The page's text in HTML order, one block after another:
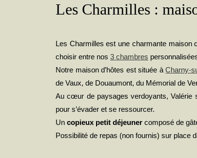
Les Charmilles :
Les Charmilles est une charmante maison
choisir entre nos 3 chambres
Notre maison d’hôtes est située àCharny-
de Vaux, de Douaumont, du Mémorial de
Au cœur de paysages verdoyants, Valérie
pour s’évader et se ressourcer.
Un copieux petit déjeuner composé de
Possibilité de repas (non fournis) sur place